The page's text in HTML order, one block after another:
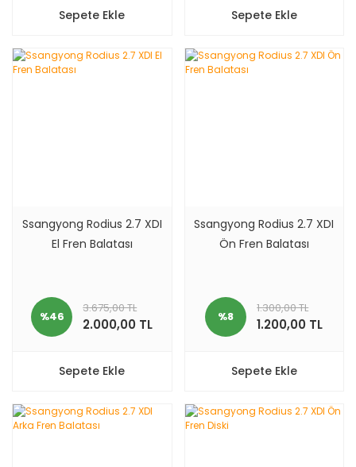
Sepete Ekle Sepete Ekle
Ssangyong Rodius 2.7 XDI
El Fren Balatası
%46
3.675,00 TL
2.000,00 TL
Sepete Ekle
Ssangyong Rodius 2.7 XDI
Ön Fren Balatası
%8
1.300,00 TL
1.200,00 TL
Sepete Ekle